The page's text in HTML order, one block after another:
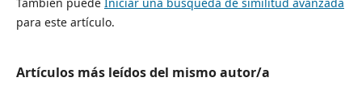
para este artículo.
Artículos más leídos del mismo autor/a